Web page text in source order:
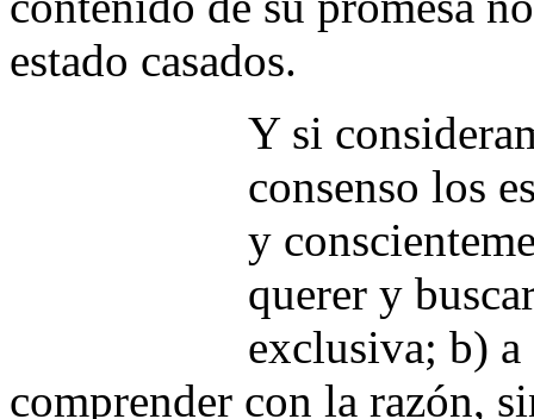
estado casados.
Y si
consenso los
y
querer y
exclusiva; b) a
comprender con la razón,